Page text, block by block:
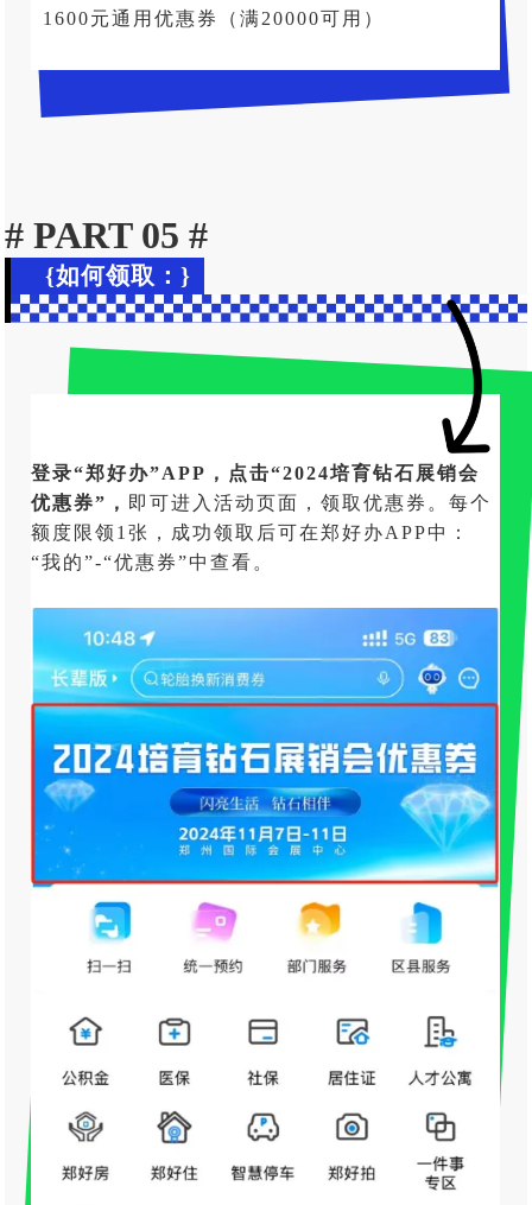
1600元通用优惠券（满20000可用）
# PART 05 #
{如何领取：}
登录“郑好办”APP，点击“2024培育钻石展销会
优惠券”， 即可进入活动页面，领取优惠券。每个
额度限领1张，成功领取后可在郑好办APP中：
“我的”-“优惠券”中查看。